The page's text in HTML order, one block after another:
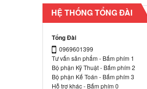
HỆ THỐNG TỔNG ĐÀI
Tổng Đài
0969601399
Tư vấn sản phẩm - Bấm phím 1
Bộ phận Kỹ Thuật - Bấm phím 2
Bộ phận Kế Toán - Bấm phím 3
Hỗ trợ khác - Bấm phím 0